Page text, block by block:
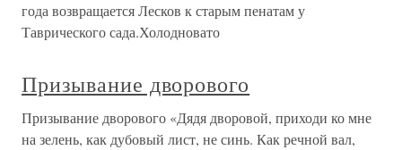
года возвращается Лесков к старым пенатам у
Таврического сада.Холодновато
Призывание дворового
Призывание дворового «Дядя дворовой, приходи ко мне
на зелень, как дубовый лист, не синь. Как речной вал,